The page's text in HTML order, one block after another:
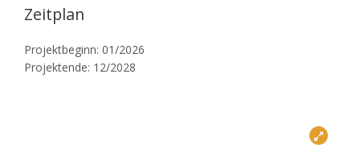
Zeitplan
Projektbeginn: 01/2026
Projektende: 12/2028